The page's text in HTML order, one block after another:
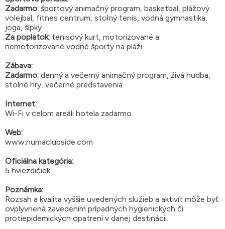
Zadarmo: športový animačný program, basketbal, plážový
volejbal, fitnes centrum, stolný tenis, vodná gymnastika,
joga, šípky
Za poplatok: tenisový kurt, motorizované a
nemotorizované vodné športy na pláži
Zábava:
Zadarmo: denný a večerný animačný program, živá hudba,
stolné hry, večerné predstavenia
Internet:
Wi-Fi v celom areáli hotela zadarmo.
Web:
www.numaclubside.com
Oficiálna kategória:
5 hviezdičiek
Poznámka:
Rozsah a kvalita vyššie uvedených služieb a aktivít môže byť
ovplyvnená zavedením prípadných hygienických či
protiepidemických opatrení v danej destinácii.